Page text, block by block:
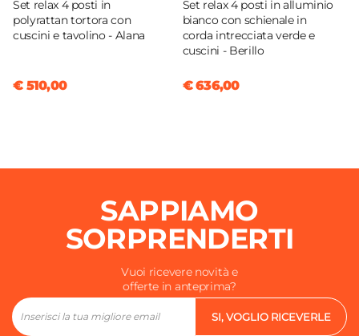
Set relax 4 posti in
polyrattan tortora con
cuscini e tavolino - Alana
€ 510,00
Set relax 4 posti in alluminio
bianco con schienale in
corda intrecciata verde e
cuscini - Berillo
€ 636,00
SAPPIAMO
SORPRENDERTI
Vuoi ricevere novità e
offerte in anteprima?
SI, VOGLIO RICEVERLE